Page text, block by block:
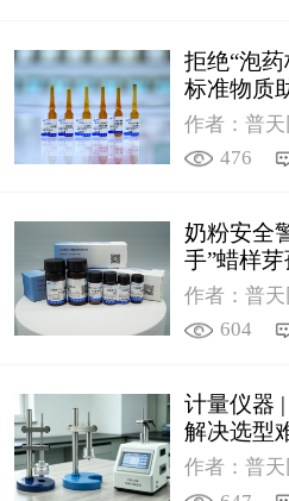
拒绝“泡
标准物质
作者：普天
476
奶粉安全
手”蜡样
作者：普天
604
计量仪器
解决选型
作者：普天